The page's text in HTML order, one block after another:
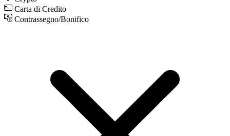
Carta di Credito
Contrassegno/Bonifico